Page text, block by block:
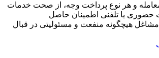
و هر نوع پرداخت وجه، از صحت خدمات
حضوری یا تلفنی اطمینان حاصل
مشاغل هیچگونه منفعت و مسئولیتی در قبال